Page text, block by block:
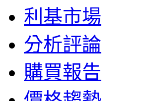
利基市場
分析評論
購買報告